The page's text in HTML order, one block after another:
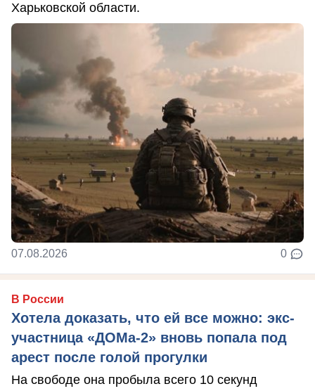
Харьковской области.
07.08.2026 0
В России
Хотела доказать, что ей все можно: экс-
участница «ДОМа-2» вновь попала под
арест после голой прогулки
На свободе она пробыла всего 10 секунд